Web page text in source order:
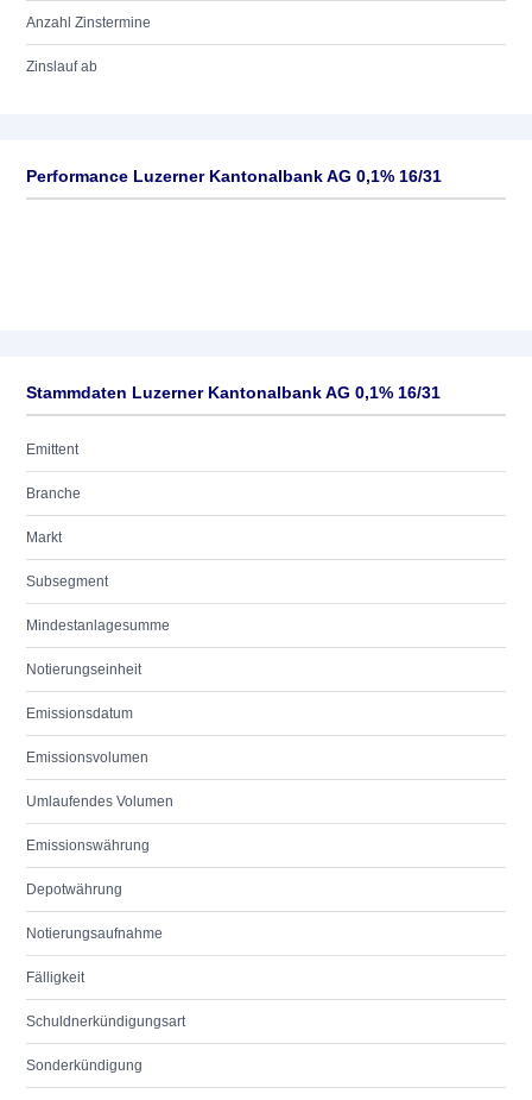
Anzahl Zinstermine
Zinslauf ab
Performance Luzerner Kantonalbank AG 0,1% 16/31
Stammdaten Luzerner Kantonalbank AG 0,1% 16/31
Emittent
Branche
Markt
Subsegment
Mindestanlagesumme
Notierungseinheit
Emissionsdatum
Emissionsvolumen
Umlaufendes Volumen
Emissionswährung
Depotwährung
Notierungsaufnahme
Fälligkeit
Schuldnerkündigungsart
Sonderkündigung